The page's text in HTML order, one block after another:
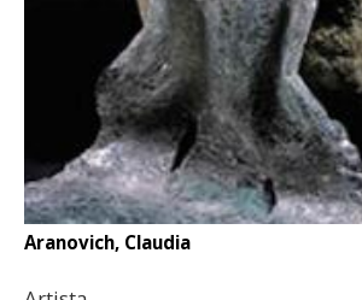
Aranovich, Claudia